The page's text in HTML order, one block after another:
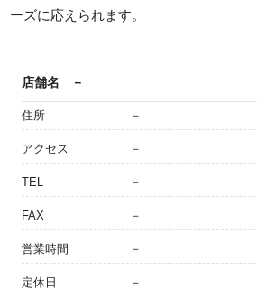
ーズに応えられます。
店舗名 －
住所 －
アクセス －
TEL －
FAX －
営業時間 －
定休日 －